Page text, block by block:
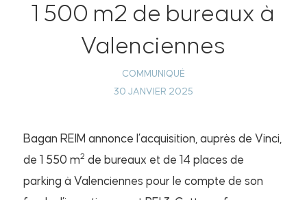
1 500 m2 de bureaux à
Valenciennes
COMMUNIQUÉ
30 JANVIER 2025
Bagan REIM annonce l’acquisition, auprès de Vinci,
de 1 550 m2 de bureaux et de 14 places de
parking à Valenciennes pour le compte de son